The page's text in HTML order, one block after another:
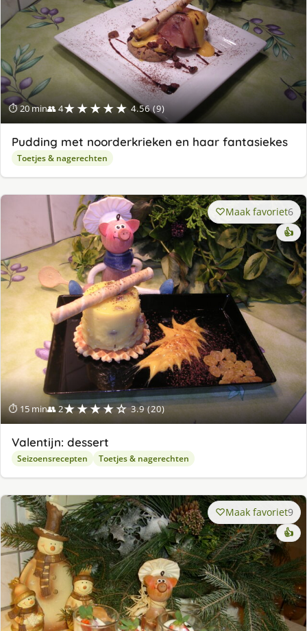
⏱ 20 min👥 4★★★★★ 4.56 (9)
Pudding met noorderkrieken en haar fantasiekes
Toetjes & nagerechten
⏱ 15 min👥 2★★★★☆ 3.9 (20)
Maak favoriet6
👍
Valentijn: dessert
Seizoensrecepten Toetjes & nagerechten
Maak favoriet9
👍